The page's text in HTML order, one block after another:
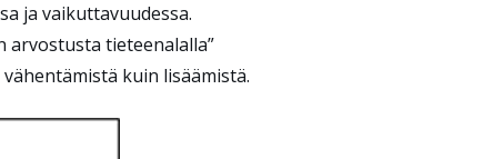
ja vaikuttavuudessa.
arvostusta tieteenalalla”
kuin lisäämistä.